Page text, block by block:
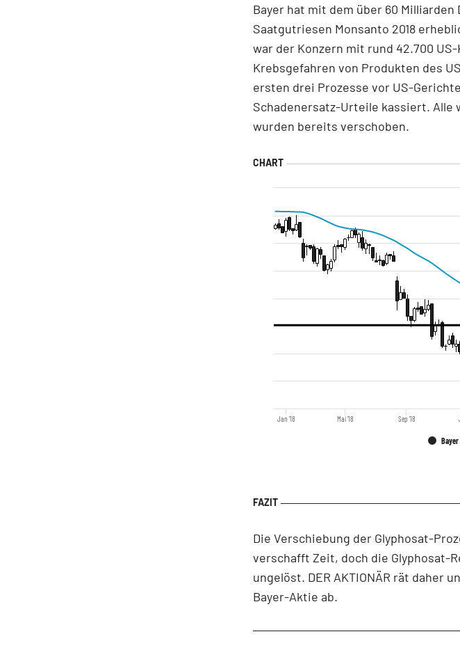
Bayer hat mit dem über 60 Milliarden
Saatgutriesen Monsanto 2018
war der Konzern mit rund 42.700
Krebsgefahren von Produkten des
ersten drei Prozesse vor US-
Schadenersatz-Urteile kassiert.
wurden bereits verschoben.
Bayer
Jan '18 Mai '18 Sep '18
Die Verschiebung der Glyphosat-
verschafft Zeit, doch die Glyphosat-
ungelöst. DER AKTIONÄR rät daher
Bayer-Aktie ab.